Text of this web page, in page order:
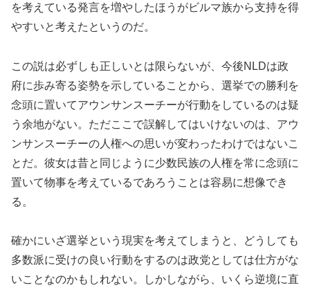
を考えている発言を増やしたほうがビルマ族から支持を得
やすいと考えたというのだ。
この説は必ずしも正しいとは限らないが、今後NLDは政
府に歩み寄る姿勢を示していることから、選挙での勝利を
念頭に置いてアウンサンスーチーが行動をしているのは疑
う余地がない。ただここで誤解してはいけないのは、アウ
ンサンスーチーの人権への思いが変わったわけではないこ
とだ。彼女は昔と同じように少数民族の人権を常に念頭に
置いて物事を考えているであろうことは容易に想像でき
る。
確かにいざ選挙という現実を考えてしまうと、どうしても
多数派に受けの良い行動をするのは政党としては仕方がな
いことなのかもしれない。しかしながら、いくら逆境に直